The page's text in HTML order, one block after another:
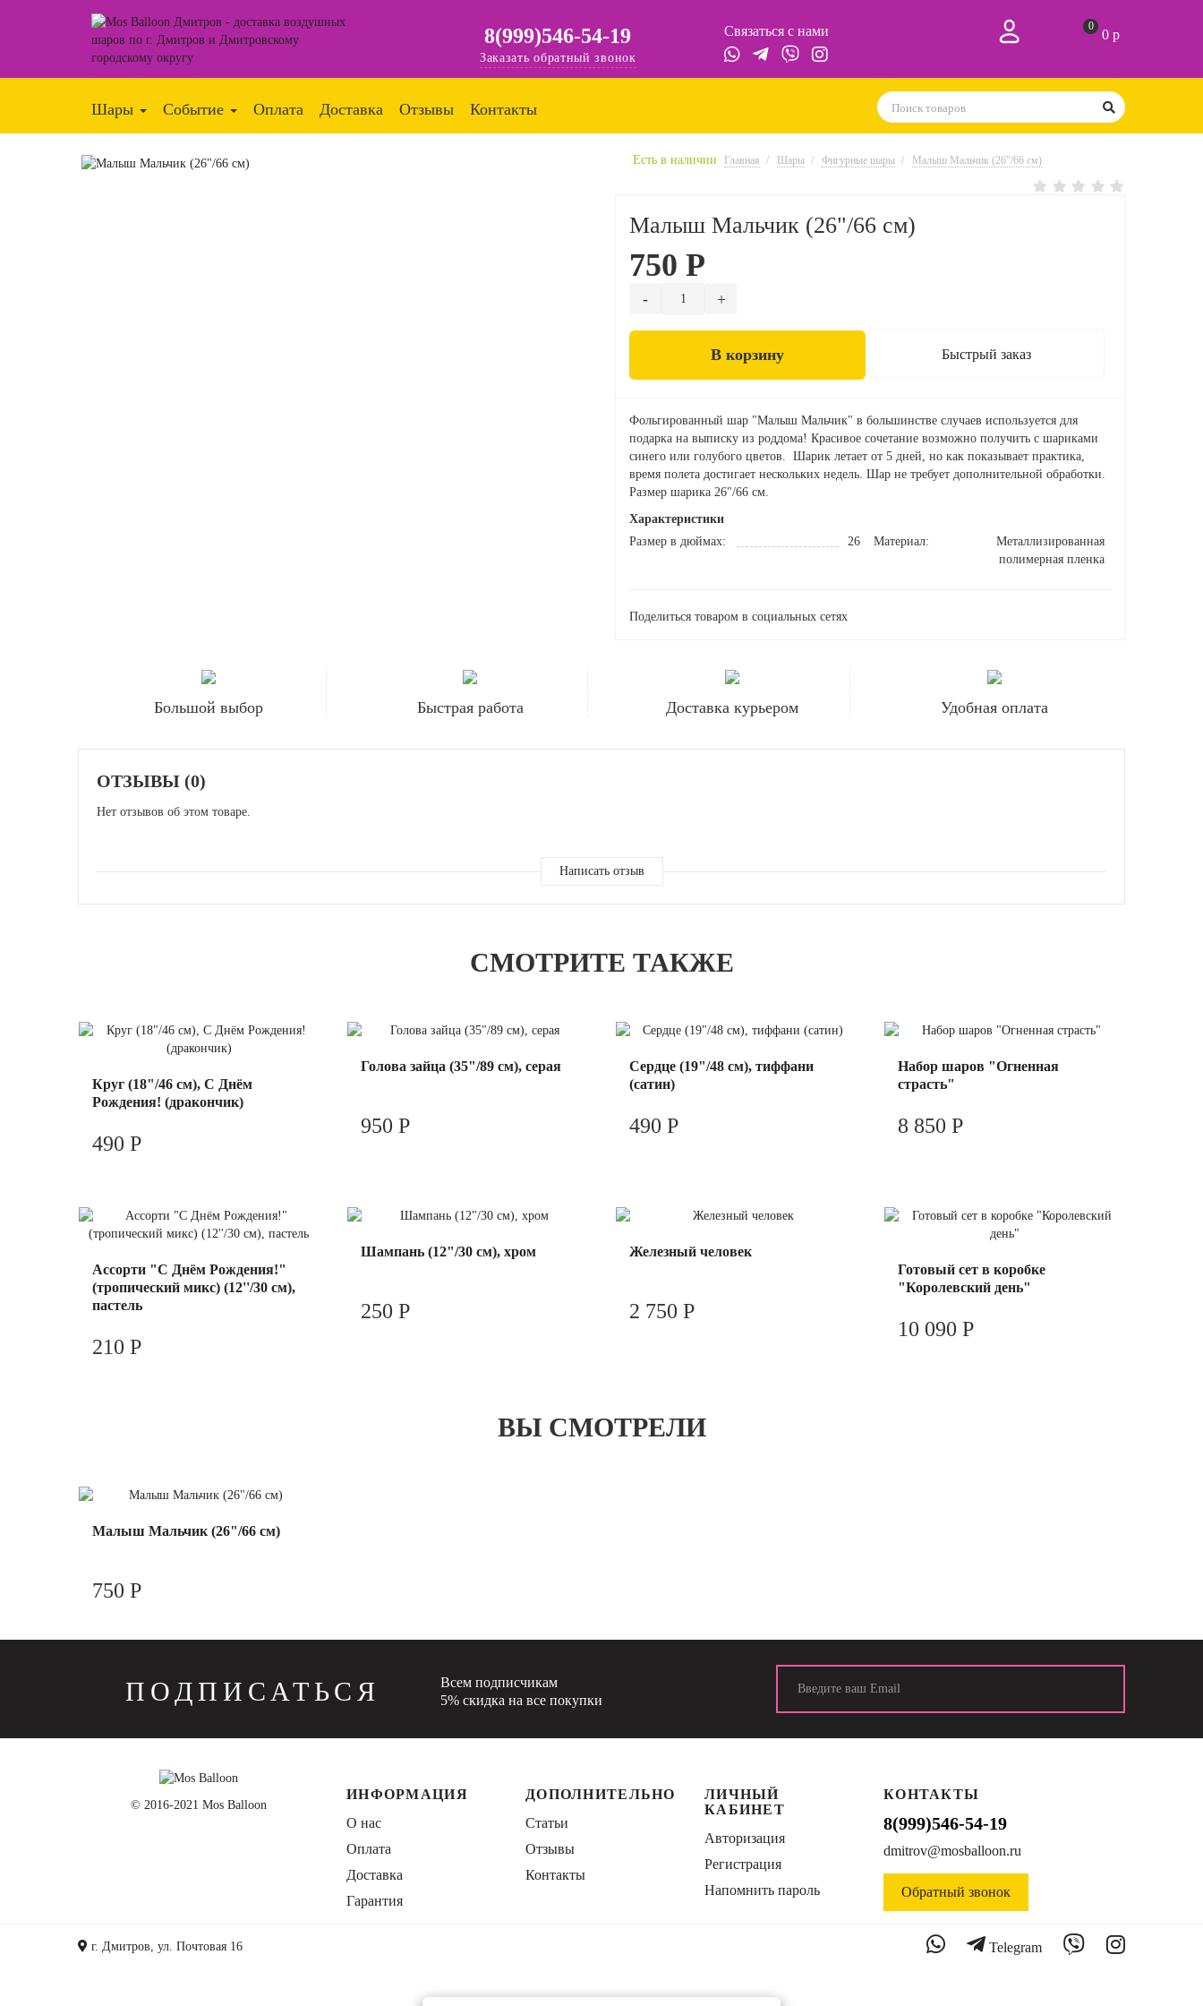
8(999)546-54-19
Заказать обратный звонок
Связаться с нами 0
0 р
Шары Событие Оплата Доставка Отзывы Контакты
Главная Шары Фигурные шары Малыш Мальчик (26"/66 см)
Есть в наличии
Малыш Мальчик (26"/66 см)
750 Р
В корзину Быстрый заказ
Фольгированный шар "Малыш Мальчик" в большинстве случаев используется для
подарка на выписку из роддома! Красивое сочетание возможно получить с шариками
синего или голубого цветов. Шарик летает от 5 дней, но как показывает практика,
время полета достигает нескольких недель. Шар не требует дополнительной обработки.
Размер шарика 26"/66 см.
Характеристики
Размер в дюймах:
26 Материал:
Металлизированная
полимерная пленка
Поделиться товаром в социальных сетях
Большой выбор Быстрая работа Доставка курьером Удобная оплата
ОТЗЫВЫ (0)
Нет отзывов об этом товаре.
Написать отзыв
СМОТРИТЕ ТАКЖЕ
Круг (18"/46 см), С Днём
Рождения! (дракончик)
490 Р
Голова зайца (35"/89 см), серая
950 Р
Сердце (19"/48 см), тиффани
(сатин)
490 Р
Набор шаров "Огненная
страсть"
8 850 Р
Ассорти "С Днём Рождения!"
(тропический микс) (12''/30 см),
пастель
210 Р
Шампань (12"/30 см), хром
250 Р
Железный человек
2 750 Р
Готовый сет в коробке
"Королевский день"
10 090 Р
ВЫ СМОТРЕЛИ
Малыш Мальчик (26"/66 см)
750 Р
ПОДПИСАТЬСЯ
Всем подписчикам
5% скидка на все покупки
© 2016-2021 Mos Balloon
ИНФОРМАЦИЯ
О нас
Оплата
Доставка
Гарантия
ДОПОЛНИТЕЛЬНО
Статьи
Отзывы
Контакты
ЛИЧНЫЙ
КАБИНЕТ
Авторизация
Регистрация
Напомнить пароль
КОНТАКТЫ
8(999)546-54-19
dmitrov@mosballoon.ru
Обратный звонок
г. Дмитров, ул. Почтовая 16 Telegram